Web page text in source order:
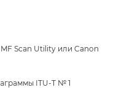
Scan Utility или Canon
ITU-T № 1